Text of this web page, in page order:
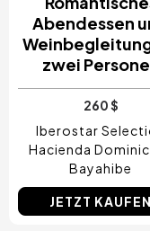
Abendessen
zwei
260 $
Iberostar
Hacienda
Bayahibe
JETZT KAUFEN